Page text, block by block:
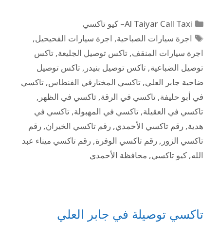
Al Taiyar Call Taxi– كيو تاكسي
اجرة سيارات الصباحية, اجرة سيارات الفحيحيل,
اجرة سيارات المنقف, تاكس توصيل الجليعة, تاكس
توصيل الضباعية, تاكس توصيل بنيدر , تاكس توصيل
ضاحية جابر العلي, تاكسي المختارفي الفنطاس, تاكسي
في أبو حليفة, تاكسي في الرقة, تاكسي في الظهر ,
تاكسي في العقيلة, تاكسي في المهبولة, تاكسي في
هدية, رقم تاكسي الأحمدي, رقم تاكسي الخيران, رقم
تاكسي الزور , رقم تاكسي الوفرة, رقم تاكسي ميناء عبد
الله, كيو تاكسي, محافظة الأحمدي
تاكسي توصيلة في جابر العلي